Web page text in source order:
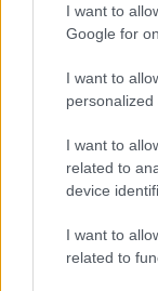
I want to
Google for
I want to
personalized
I want to
related to
device
I want to
related to
mellyel
közelebb a
és
látogatókat.